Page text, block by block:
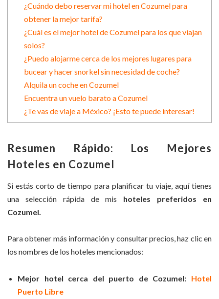
¿Cuándo debo reservar mi hotel en Cozumel para
obtener la mejor tarifa?
¿Cuál es el mejor hotel de Cozumel para los que viajan
solos?
¿Puedo alojarme cerca de los mejores lugares para
bucear y hacer snorkel sin necesidad de coche?
Alquila un coche en Cozumel
Encuentra un vuelo barato a Cozumel
¿Te vas de viaje a México? ¡Esto te puede interesar!
Resumen Rápido: Los Mejores
Hoteles en Cozumel
Si estás corto de tiempo para planificar tu viaje, aquí tienes
una selección rápida de mis hoteles preferidos en
Cozumel.
Para obtener más información y consultar precios, haz clic en
los nombres de los hoteles mencionados:
Mejor hotel cerca del puerto de Cozumel: Hotel
Puerto Libre